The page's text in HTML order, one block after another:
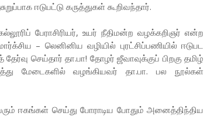
ஈடுபட்டு கருத்துகள் கூறிவந்தார்.
பேராசிரியர், உயர் நீதிமன்ற வழக்கறிஞர் என்ற
– லெனினிய வழியில் புரட்சிப்பணியில் ஈடுபட
செய்தார் தா.பா! தோழர் ஜீவாவுக்குப் பிறகு தமிழ்
மேடைகளில் வழங்கியவர் தா.பா. பல நூல்கள்
ஈகங்கள் செய்து போராடிய போதும் அனைத்திந்திய